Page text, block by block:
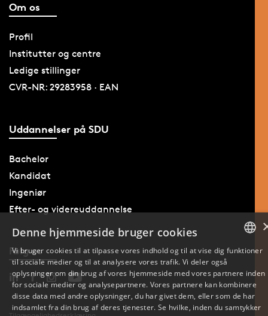
Om os
Profil
Institutter og centre
Ledige stillinger
CVR-NR: 29283958 · EAN
Uddannelser på SDU
Bachelor
Kandidat
Ingeniør
Efter- og videreuddannelse
Følg os
ENGLISH
Denne hjemmeside bruger cookies
Vi bruger cookies til at tilpasse vores indhold og til at vise dig funktioner
til sociale medier og til at analysere vores trafik. Vi deler også
oplysninger om din brug af vores hjemmeside med vores partnere inden
for sociale medier og analysepartnere. Vores partnere kan kombinere
disse data med andre oplysninger, du har givet dem, eller som de har
indsamlet fra din brug af deres tjenester. Se hvilke, inden du samtykker